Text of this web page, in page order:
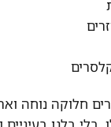
חלוקה נוחה